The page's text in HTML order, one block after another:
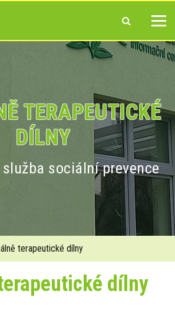
TERAPEUTICKÉ
DÍLNY
sociální prevence
terapeutické dílny
dílny